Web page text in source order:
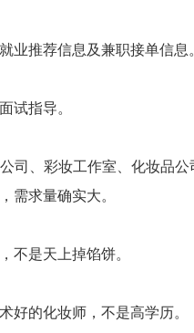
业推荐信息及兼职接单信息
试指导。
司、彩妆工作室、化妆品
需求量确实大。
不是天上掉馅饼。
好的化妆师，不是高学历。